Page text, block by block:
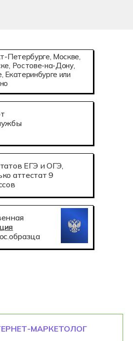
ЕГЭ и ОГЭ,
аттестат 9
Петербурге, Москве,
Ростове-на-Дону,
Екатеринбурге или
МАРКЕТОЛОГ